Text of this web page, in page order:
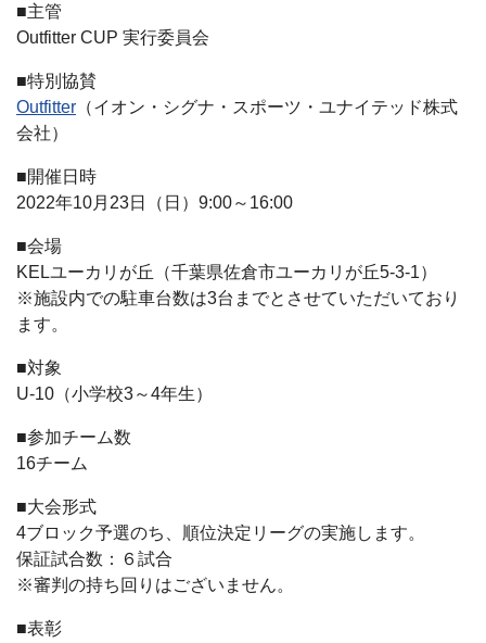
■主管
Outfitter CUP 実行委員会
■特別協賛
Outfitter （イオン・シグナ・スポーツ・ユナイテッド株式
会社）
■開催日時
2022年10月23日（日）9:00～16:00
■会場
KELユーカリが丘（千葉県佐倉市ユーカリが丘5-3-1）
※施設内での駐車台数は3台までとさせていただいており
ます。
■対象
U-10（小学校3～4年生）
■参加チーム数
16チーム
■大会形式
4ブロック予選のち、順位決定リーグの実施します。
保証試合数：６試合
※審判の持ち回りはございません。
■表彰